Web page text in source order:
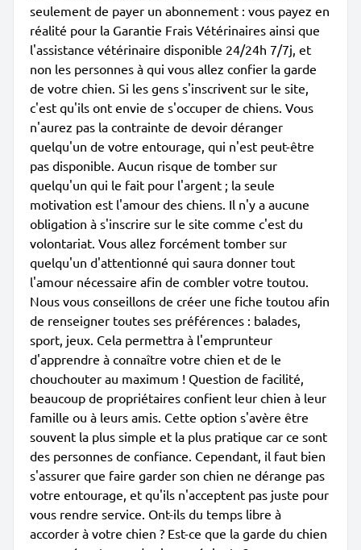
seulement de payer un abonnement : vous payez en
réalité pour la Garantie Frais Vétérinaires ainsi que
l'assistance vétérinaire disponible 24/24h 7/7j, et
non les personnes à qui vous allez confier la garde
de votre chien. Si les gens s'inscrivent sur le site,
c'est qu'ils ont envie de s'occuper de chiens. Vous
n'aurez pas la contrainte de devoir déranger
quelqu'un de votre entourage, qui n'est peut-être
pas disponible. Aucun risque de tomber sur
quelqu'un qui le fait pour l'argent ; la seule
motivation est l'amour des chiens. Il n'y a aucune
obligation à s'inscrire sur le site comme c'est du
volontariat. Vous allez forcément tomber sur
quelqu'un d'attentionné qui saura donner tout
l'amour nécessaire afin de combler votre toutou.
Nous vous conseillons de créer une fiche toutou afin
de renseigner toutes ses préférences : balades,
sport, jeux. Cela permettra à l'emprunteur
d'apprendre à connaître votre chien et de le
chouchouter au maximum ! Question de facilité,
beaucoup de propriétaires confient leur chien à leur
famille ou à leurs amis. Cette option s'avère être
souvent la plus simple et la plus pratique car ce sont
des personnes de confiance. Cependant, il faut bien
s'assurer que faire garder son chien ne dérange pas
votre entourage, et qu'ils n'acceptent pas juste pour
vous rendre service. Ont-ils du temps libre à
accorder à votre chien ? Est-ce que la garde du chien